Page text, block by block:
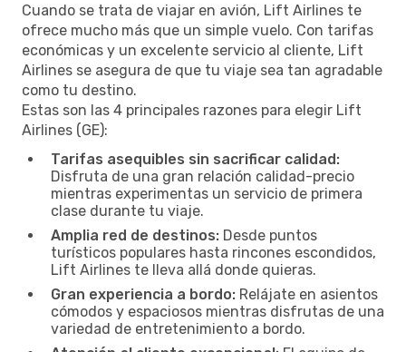
Cuando se trata de viajar en avión, Lift Airlines te
ofrece mucho más que un simple vuelo. Con tarifas
económicas y un excelente servicio al cliente, Lift
Airlines se asegura de que tu viaje sea tan agradable
como tu destino.
Estas son las 4 principales razones para elegir Lift
Airlines (GE):
Tarifas asequibles sin sacrificar calidad:
Disfruta de una gran relación calidad-precio
mientras experimentas un servicio de primera
clase durante tu viaje.
Amplia red de destinos: Desde puntos
turísticos populares hasta rincones escondidos,
Lift Airlines te lleva allá donde quieras.
Gran experiencia a bordo: Relájate en asientos
cómodos y espaciosos mientras disfrutas de una
variedad de entretenimiento a bordo.